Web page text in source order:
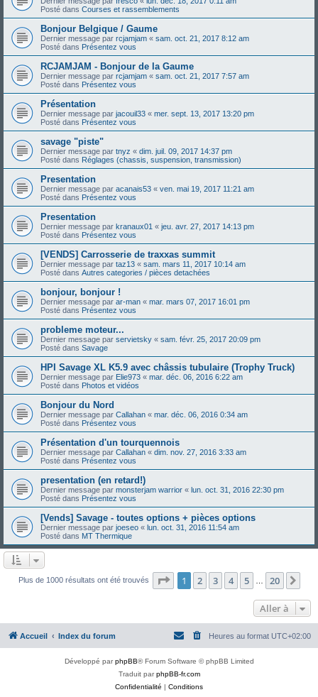
Posté dans Courses et rassemblements
Bonjour Belgique / Gaume
Dernier message par rcjamjam « sam. oct. 21, 2017 8:12 am
Posté dans Présentez vous
RCJAMJAM - Bonjour de la Gaume
Dernier message par rcjamjam « sam. oct. 21, 2017 7:57 am
Posté dans Présentez vous
Présentation
Dernier message par jacouil33 « mer. sept. 13, 2017 13:20 pm
Posté dans Présentez vous
savage "piste"
Dernier message par tnyz « dim. juil. 09, 2017 14:37 pm
Posté dans Réglages (chassis, suspension, transmission)
Presentation
Dernier message par acanais53 « ven. mai 19, 2017 11:21 am
Posté dans Présentez vous
Presentation
Dernier message par kranaux01 « jeu. avr. 27, 2017 14:13 pm
Posté dans Présentez vous
[VENDS] Carrosserie de traxxas summit
Dernier message par taz13 « sam. mars 11, 2017 10:14 am
Posté dans Autres categories / pièces detachées
bonjour, bonjour !
Dernier message par ar-man « mar. mars 07, 2017 16:01 pm
Posté dans Présentez vous
probleme moteur...
Dernier message par servietsky « sam. févr. 25, 2017 20:09 pm
Posté dans Savage
HPI Savage XL K5.9 avec châssis tubulaire (Trophy Truck)
Dernier message par Elie973 « mar. déc. 06, 2016 6:22 am
Posté dans Photos et vidéos
Bonjour du Nord
Dernier message par Callahan « mar. déc. 06, 2016 0:34 am
Posté dans Présentez vous
Présentation d'un tourquennois
Dernier message par Callahan « dim. nov. 27, 2016 3:33 am
Posté dans Présentez vous
presentation (en retard!)
Dernier message par monsterjam warrior « lun. oct. 31, 2016 22:30 pm
Posté dans Présentez vous
[Vends] Savage - toutes options + pièces options
Dernier message par joeseo « lun. oct. 31, 2016 11:54 am
Posté dans MT Thermique
Plus de 1000 résultats ont été trouvés Page 1sur20
1 2 3 4 5 20
Aller à
Accueil Index du forum Heures au format UTC+02:00
Développé parphpBB® Forum Software © phpBB Limited
Traduit parphpBB-fr.com
Confidentialité | Conditions